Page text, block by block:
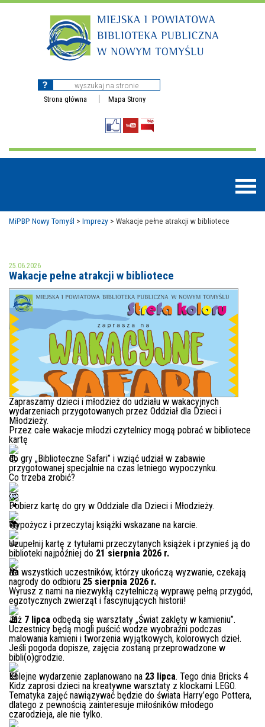
Strona główna Mapa Strony
MOJE KONTO
AKTUALNOŚCI
NAJBLIŻSZE WYDARZENIA
WYDARZENIA BIEŻĄCE
WYDARZYŁO SIĘ
NASZA OFERTA
STREFA WIEDZY O REGIONIE
STREFA KOLORU
FORMY STAŁE
NASZE FILIE
POLECANE STRONY
WYDARZENIA KULTURALNE
FOTO
E-INFORMATOR
O NAS
MiPBP Nowy Tomyśl > Imprezy > Wakacje pełne atrakcji w bibliotece
25.06.2026
Wakacje pełne atrakcji w bibliotece
Zapraszamy dzieci i młodzież do udziału w wakacyjnych
wydarzeniach przygotowanych przez Oddział dla Dzieci i
Młodzieży.
Przez całe wakacje młodzi czytelnicy mogą pobrać w bibliotece
kartę
do gry „Biblioteczne Safari” i wziąć udział w zabawie
przygotowanej specjalnie na czas letniego wypoczynku.
Co trzeba zrobić?
Pobierz kartę do gry w Oddziale dla Dzieci i Młodzieży.
Wypożycz i przeczytaj książki wskazane na karcie.
Uzupełnij kartę z tytułami przeczytanych książek i przynieś ją do
biblioteki najpóźniej do 21 sierpnia 2026 r.
Na wszystkich uczestników, którzy ukończą wyzwanie, czekają
nagrody do odbioru 25 sierpnia 2026 r.
Wyrusz z nami na niezwykłą czytelniczą wyprawę pełną przygód,
egzotycznych zwierząt i fascynujących historii!
Już 7 lipca odbędą się warsztaty „Świat zaklęty w kamieniu”.
Uczestnicy będą mogli puścić wodze wyobraźni podczas
malowania kamieni i tworzenia wyjątkowych, kolorowych dzieł.
Jeśli pogoda dopisze, zajęcia zostaną przeprowadzone w
bibli(o)grodzie.
Kolejne wydarzenie zaplanowano na 23 lipca. Tego dnia Bricks 4
Kidz zaprosi dzieci na kreatywne warsztaty z klockami LEGO.
Tematyka zajęć nawiązywać będzie do świata Harry’ego Pottera,
dlatego z pewnością zainteresuje miłośników młodego
czarodzieja, ale nie tylko.